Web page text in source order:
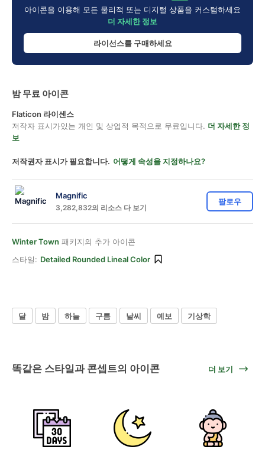
아이콘을 이용해 모든 물리적 또는 디지털 상품을 커스텀하세요
더 자세한 정보
라이선스를 구매하세요
밤 무료 아이콘
Flaticon 라이센스
저작자 표시가있는 개인 및 상업적 목적으로 무료입니다. 더 자세한 정
보
저작권자 표시가 필요합니다. 어떻게 속성을 지정하나요?
Magnific
3,282,832의 리소스 다 보기
팔로우
Winter Town 패키지의 추가 아이콘
스타일: Detailed Rounded Lineal Color
달 밤 하늘 구름 날씨 예보 기상학
똑같은 스타일과 콘셉트의 아이콘 더 보기